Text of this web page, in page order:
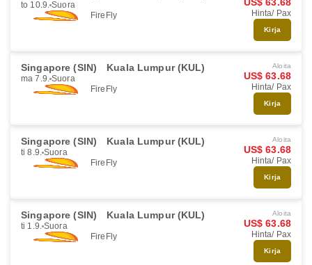
to 10.9. Suora
FireFly
Hinta/ Pax
Kirja
Singapore (SIN) Kuala Lumpur (KUL)
ma 7.9. Suora
FireFly
Aloita
US$ 63.68
Hinta/ Pax
Kirja
Singapore (SIN) Kuala Lumpur (KUL)
ti 8.9. Suora
FireFly
Aloita
US$ 63.68
Hinta/ Pax
Kirja
Singapore (SIN) Kuala Lumpur (KUL)
ti 1.9. Suora
FireFly
Aloita
US$ 63.68
Hinta/ Pax
Kirja